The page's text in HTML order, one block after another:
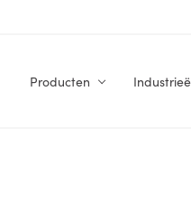
Producten